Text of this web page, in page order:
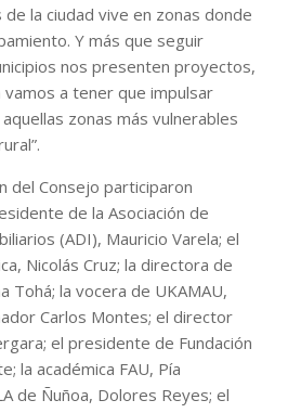
la ciudad vive en zonas donde
Y más que seguir
nos presenten proyectos,
a tener que impulsar
zonas más vulnerables
del Consejo participaron
de la Asociación de
(ADI), Mauricio Varela; el
Nicolás Cruz; la directora de
Tohá; la vocera de UKAMAU,
Carlos Montes; el director
el presidente de Fundación
la académica FAU, Pía
de Ñuñoa, Dolores Reyes; el